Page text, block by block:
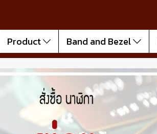
Product Band and Bezel